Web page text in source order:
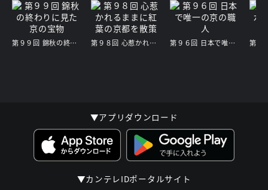
第９９回 錦秋の終わりに見た 京の宝物 第９８回 心惹かれるままに紅葉の京都を散策 第９６回 日本で唯一の京の職人
▼アプリダウンロード
▼カンテレIDポータルサイト